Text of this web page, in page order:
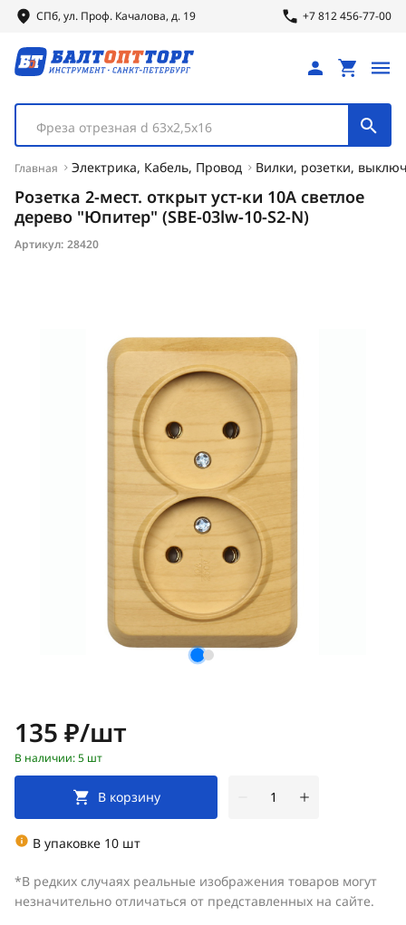
СПб, ул. Проф. Качалова, д. 19 +7 812 456-77-00
Фреза отрезная d 63х2,5х16
Главная Электрика, Кабель, Провод Вилки, розетки,
Розетка 2-мест. открыт уст-ки 10А светлое
дерево "Юпитер" (SBE-03lw-10-S2-N)
Артикул: 28420
Цена:
135 ₽/шт
В наличии: 5 шт
В корзину
В упаковке 10 шт
*В редких случаях реальные изображения товаров могут
незначительно отличаться от представленных на сайте.